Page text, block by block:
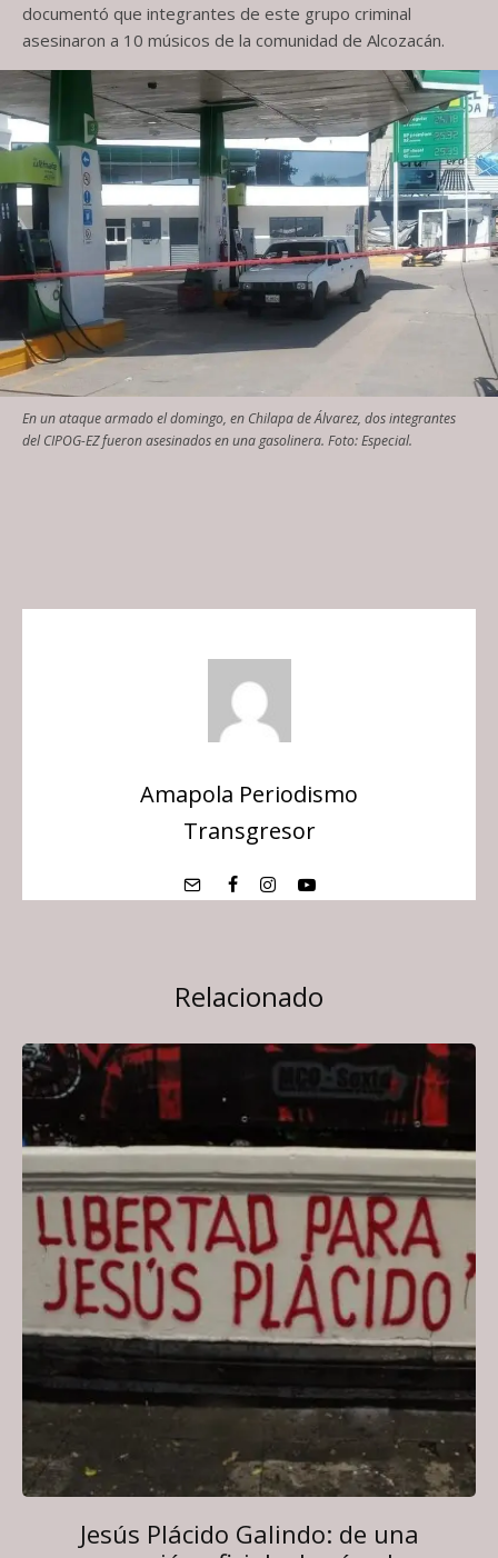
documentó que integrantes de este grupo criminal
asesinaron a 10 músicos de la comunidad de Alcozacán.
En un ataque armado el domingo, en Chilapa de Álvarez, dos integrantes
del CIPOG-EZ fueron asesinados en una gasolinera. Foto: Especial.
Amapola Periodismo
Transgresor
Relacionado
Jesús Plácido Galindo: de una